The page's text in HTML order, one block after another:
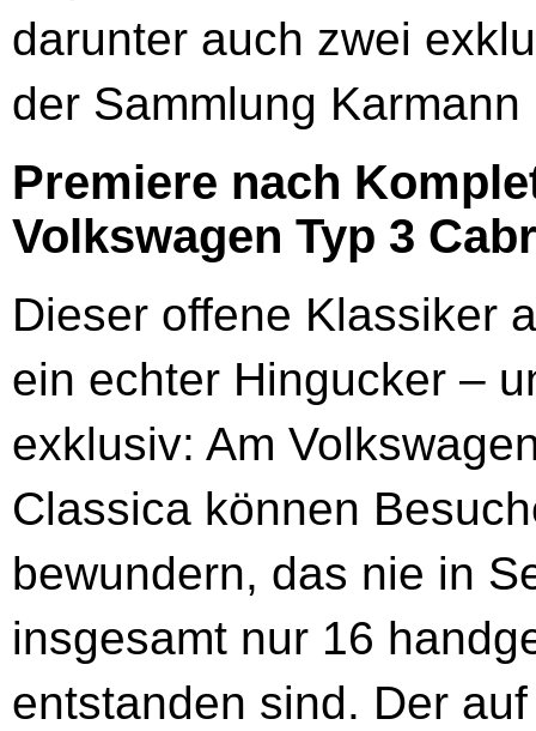
darunter auch zwei
der Sammlung
Premiere nach
Volkswagen Typ 3
Dieser offene Klassiker
ein echter Hingucker –
exklusiv: Am
Classica können
bewundern, das nie in
insgesamt nur 16
entstanden sind. Der